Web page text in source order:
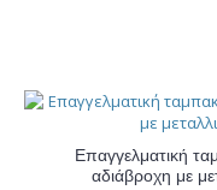
Επαγγελματική
αδιάβροχη με